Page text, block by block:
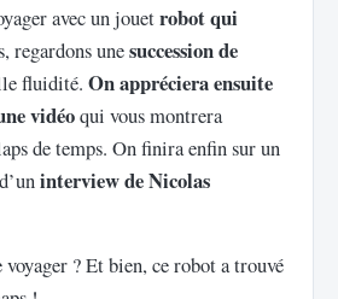
avec un jouetrobot qui
regardons unesuccession de
fluidité. On appréciera ensuite
vidéoqui vous montrera
de temps. On finira enfin sur un
interview de Nicolas
? Et bien, ce robot a trouvé